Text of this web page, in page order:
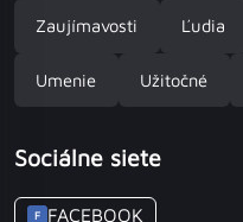
Zaujímavosti Ľudia
Umenie Užitočné
Sociálne siete
F FACEBOOK